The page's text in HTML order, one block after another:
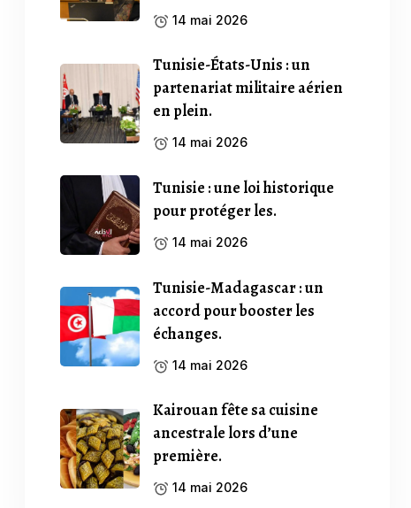
14 mai 2026
Tunisie-États-Unis : un
partenariat militaire aérien
en plein.
14 mai 2026
Tunisie : une loi historique
pour protéger les.
14 mai 2026
Tunisie-Madagascar : un
accord pour booster les
échanges.
14 mai 2026
Kairouan fête sa cuisine
ancestrale lors d’une
première.
14 mai 2026